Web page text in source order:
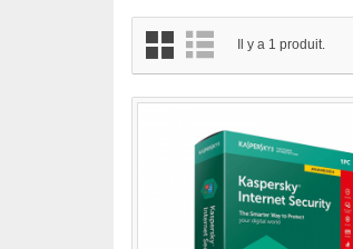
Il y a 1 produit.